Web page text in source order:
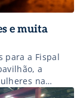
e muita
para a Fispal
a
na